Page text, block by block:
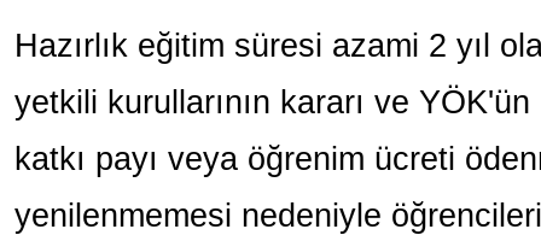
Hazırlık eğitim süresi azami 2 yıl
yetkili kurullarının kararı ve
katkı payı veya öğrenim ücreti
yenilenmemesi nedeniyle